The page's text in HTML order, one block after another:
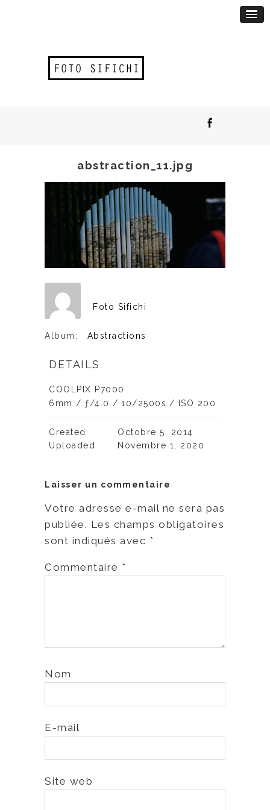
abstraction_11.jpg
Foto Sifichi
Album: Abstractions
DETAILS
COOLPIX P7000
6mm / ƒ/4.0 / 10/2500s / ISO 200
Created
Octobre 5, 2014
Uploaded
Novembre 1, 2020
Laisser un commentaire
Votre adresse e-mail ne sera pas
publiée. Les champs obligatoires
sont indiqués avec *
Commentaire *
Nom
E-mail
Site web